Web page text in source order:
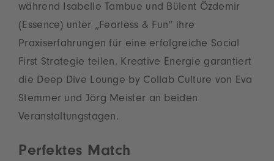
während Isabelle Tambue und Bülent Özdemir
(Essence) unter „Fearless & Fun“ ihre
Praxiserfahrungen für eine erfolgreiche Social
First Strategie teilen. Kreative Energie garantiert
die Deep Dive Lounge by Collab Culture von Eva
Stemmer und Jörg Meister an beiden
Veranstaltungstagen.
Perfektes Match